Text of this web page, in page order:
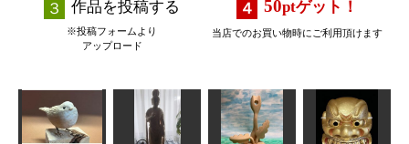
作品を投稿する
※投稿フォームより
アップロード
50ptゲット！
当店でのお買い物時にご利用頂けます